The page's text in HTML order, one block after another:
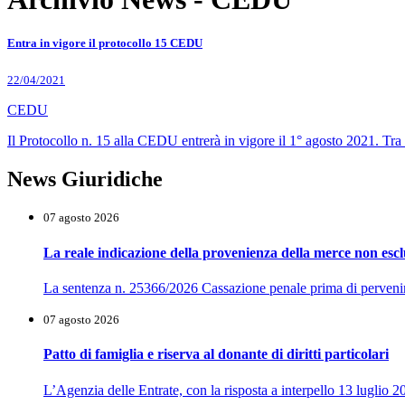
Entra in vigore il protocollo 15 CEDU
22/04/2021
CEDU
Il Protocollo n. 15 alla CEDU entrerà in vigore il 1° agosto 2021.
News Giuridiche
07 agosto 2026
La reale indicazione della provenienza della merce non
La sentenza n. 25366/2026 Cassazione penale prima di
07 agosto 2026
Patto di famiglia e riserva al donante di diritti particolari
L’Agenzia delle Entrate, con la risposta a interpello 13 luglio